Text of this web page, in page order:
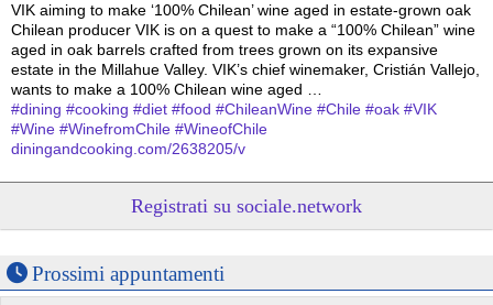
VIK aiming to make ‘100% Chilean’ wine aged in estate-grown oak
Chilean producer VIK is on a quest to make a “100% Chilean” wine
aged in oak barrels crafted from trees grown on its expansive
estate in the Millahue Valley. VIK’s chief winemaker, Cristián Vallejo,
wants to make a 100% Chilean wine aged …
#dining #cooking #diet #food #ChileanWine #Chile #oak #VIK
#Wine #WinefromChile #WineofChile
diningandcooking.com/2638205/v
Registrati su sociale.network
Prossimi appuntamenti